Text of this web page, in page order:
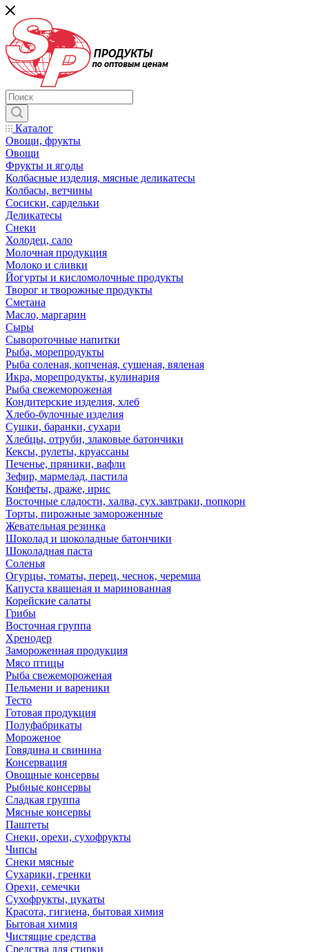
Каталог
Овощи, фрукты
Овощи
Фрукты и ягоды
Колбасные изделия, мясные деликатесы
Колбасы, ветчины
Сосиски, сардельки
Деликатесы
Снеки
Холодец, сало
Молочная продукция
Молоко и сливки
Йогурты и кисломолочные продукты
Творог и творожные продукты
Сметана
Масло, маргарин
Сыры
Сывороточные напитки
Рыба, морепродукты
Рыба соленая, копченая, сушеная, вяленая
Икра, морепродукты, кулинария
Рыба свежемороженая
Кондитерские изделия, хлеб
Хлебо-булочные изделия
Сушки, баранки, сухари
Хлебцы, отруби, злаковые батончики
Кексы, рулеты, круассаны
Печенье, пряники, вафли
Зефир, мармелад, пастила
Конфеты, драже, ирис
Восточные сладости, халва, сух.завтраки, попкорн
Торты, пирожные замороженные
Жевательная резинка
Шоколад и шоколадные батончики
Шоколадная паста
Соленья
Огурцы, томаты, перец, чеснок, черемша
Капуста квашеная и маринованная
Корейские салаты
Грибы
Восточная группа
Хренодер
Замороженная продукция
Мясо птицы
Рыба свежемороженая
Пельмени и вареники
Тесто
Готовая продукция
Полуфабрикаты
Мороженое
Говядина и свинина
Консервация
Овощные консервы
Рыбные консервы
Сладкая группа
Мясные консервы
Паштеты
Снеки, орехи, сухофрукты
Чипсы
Снеки мясные
Сухарики, гренки
Орехи, семечки
Сухофрукты, цукаты
Красота, гигиена, бытовая химия
Бытовая химия
Чистящие средства
Средства для стирки